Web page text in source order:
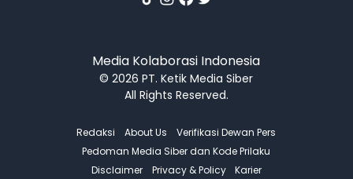
Media Kolaborasi Indonesia
© 2026 PT. Ketik Media Siber
All Rights Reserved.
Redaksi About Us
Verifikasi Dewan Pers
Pedoman Media Siber dan Kode Prilaku
Disclaimer
Privacy & Policy Karier